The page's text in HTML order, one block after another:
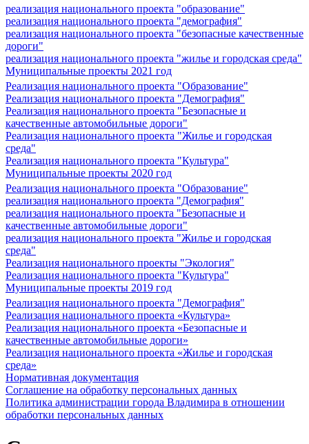
реализация национального проекта "образование"
реализация национального проекта "демография"
реализация национального проекта "безопасные качественные
дороги"
реализация национального проекта "жилье и городская среда"
Муниципальные проекты 2021 год
Реализация национального проекта "Образование"
Реализация национального проекта "Демография"
Реализация национального проекта "Безопасные и
качественные автомобильные дороги"
Реализация национального проекта "Жилье и городская
среда"
Реализация национального проекта "Культура"
Муниципальные проекты 2020 год
Реализация национального проекта "Образование"
реализация национального проекта "Демография"
реализация национального проекта "Безопасные и
качественные автомобильные дороги"
реализация национального проекта "Жилье и городская
среда"
Реализация национального проекты "Экология"
Реализация национального проекта "Культура"
Муниципальные проекты 2019 год
Реализация национального проекта "Демография"
Реализация национального проекта «Культура»
Реализация национального проекта «Безопасные и
качественные автомобильные дороги»
Реализация национального проекта «Жилье и городская
среда»
Нормативная документация
Соглашение на обработку персональных данных
Политика администрации города Владимира в отношении
обработки персональных данных